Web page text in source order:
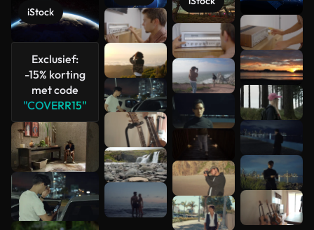
iStock
Exclusief:
-15% korting
met code
"COVERR15"
Meer
bekijken